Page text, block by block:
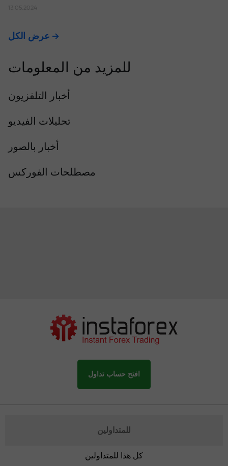
13.05.2024
عرض الكل
للمزيد من المعلومات
أخبار التلفزيون
تحليلات الفيديو
أخبار بالصور
مصطلحات الفوركس
افتح حساب تداول
للمتداولين
كل هذا للمتداولين